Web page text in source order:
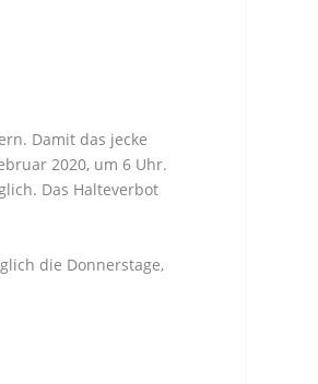
Damit das jecke
2020, um 6 Uhr.
Das Halteverbot
die Donnerstage,